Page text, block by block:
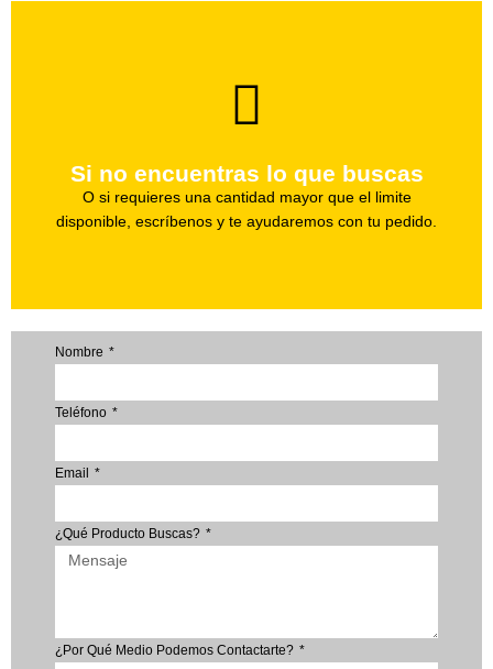
Si no encuentras lo que buscas
O si requieres una cantidad mayor que el limite
disponible, escríbenos y te ayudaremos con tu pedido.
Haz tu pedido
Nombre
Teléfono
Email
¿Qué Producto Buscas?
¿Por Qué Medio Podemos Contactarte?